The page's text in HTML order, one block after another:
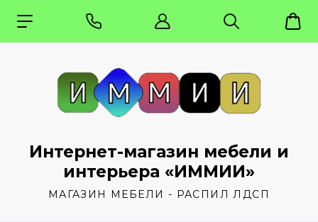
Интернет-магазин мебели и
интерьера «ИММИИ»
МАГАЗИН МЕБЕЛИ - РАСПИЛ ЛДСП